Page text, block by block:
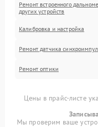
Ремонт встроенного
других устройств
Калибровка и настройка
Ремонт датчика
Ремонт оптики
Цены в прайс-листе
Мы проверим ваше